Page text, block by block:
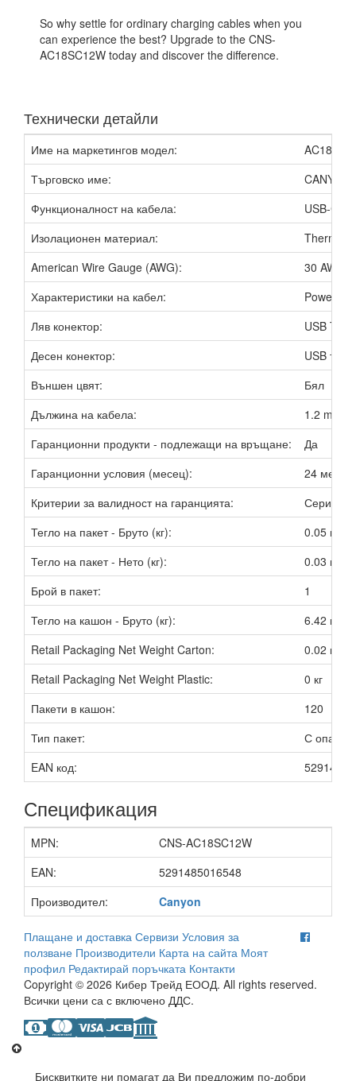
So why settle for ordinary charging cables when you
can experience the best? Upgrade to the CNS-
AC18SC12W today and discover the difference.
Технически детайли
Име на маркетингов модел:
AC18SC
Търговско име:
CANYON
Функционалност на кабела:
USB-C to
Изолационен материал:
American Wire Gauge (AWG):
30 AWG
Характеристики на кабел:
Power
Ляв конектор:
USB
Десен конектор:
USB тип
Външен цвят:
Бял
Дължина на кабела:
1.2 m
Гаранционни продукти - подлежащи на връщане:
Да
Гаранционни условия (месец):
24 мес.
Критерии за валидност на гаранцията:
Сериен
Тегло на пакет - Бруто (кг):
0.05 кг
Тегло на пакет - Нето (кг):
0.03 кг
Брой в пакет:
1
Тегло на кашон - Бруто (кг):
6.42 кг
Retail Packaging Net Weight Carton:
0.02 кг
Retail Packaging Net Weight Plastic:
0 кг
Пакети в кашон:
120
Тип пакет:
С
EAN код:
Спецификация
MPN:
CNS-AC18SC12W
EAN:
5291485016548
Производител:
Canyon
Плащане и доставка Сервизи Условия за
ползване Производители Карта на сайта Моят
профил Редактирай поръчката Контакти
Copyright © 2026 Кибер Трейд ЕООД. All rights reserved.
Всички цени са с включено ДДС.
Бисквитките ни помагат да Ви предложим по-добри